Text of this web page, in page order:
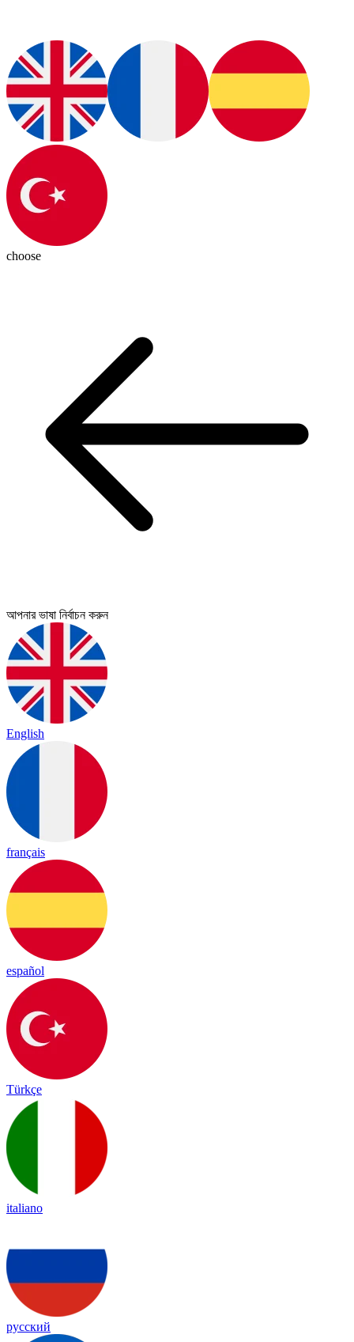
choose
আপনার ভাষা নির্বাচন করুন
English
français
español
Türkçe
italiano
русский